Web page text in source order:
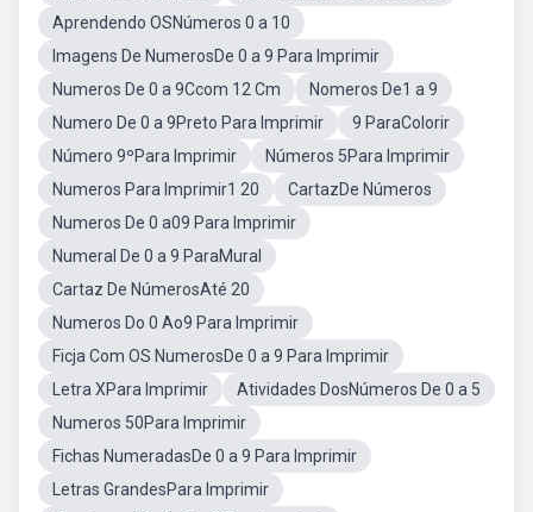
Aprendendo OSNúmeros 0 a 10
Imagens De NumerosDe 0 a 9 Para Imprimir
Numeros De 0 a 9Ccom 12 Cm
Nomeros De1 a 9
Numero De 0 a 9Preto Para Imprimir
9 ParaColorir
Número 9ºPara Imprimir
Números 5Para Imprimir
Numeros Para Imprimir1 20
CartazDe Números
Numeros De 0 a09 Para Imprimir
Numeral De 0 a 9 ParaMural
Cartaz De NúmerosAté 20
Numeros Do 0 Ao9 Para Imprimir
Ficja Com OS NumerosDe 0 a 9 Para Imprimir
Letra XPara Imprimir
Atividades DosNúmeros De 0 a 5
Numeros 50Para Imprimir
Fichas NumeradasDe 0 a 9 Para Imprimir
Letras GrandesPara Imprimir